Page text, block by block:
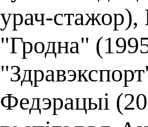
урач-стажор),
"Гродна"
Федэрацыі